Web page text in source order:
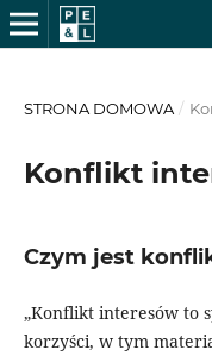
STRONA DOMOWA /
Konflikt
Czym jest
„Konflikt interesów to
korzyści, w tym